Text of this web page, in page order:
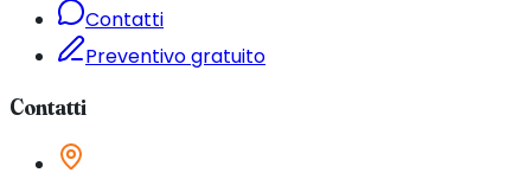
Contatti
Preventivo gratuito
Contatti